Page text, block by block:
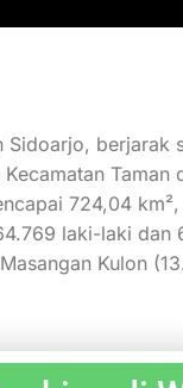
724,04
laki-laki
Kulon